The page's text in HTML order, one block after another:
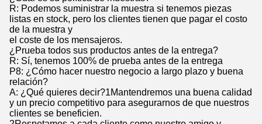
R: Podemos suministrar la muestra si tenemos piezas
listas en stock, pero los clientes tienen que pagar el costo
de la muestra y
el coste de los mensajeros.
¿Prueba todos sus productos antes de la entrega?
R: Sí, tenemos 100% de prueba antes de la entrega
P8: ¿Cómo hacer nuestro negocio a largo plazo y buena
relación?
A: ¿Qué quieres decir?1Mantendremos una buena calidad
y un precio competitivo para asegurarnos de que nuestros
clientes se beneficien.